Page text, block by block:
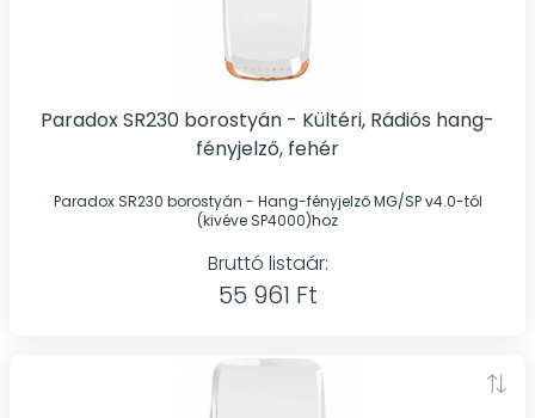
Paradox SR230 borostyán - Kültéri, Rádiós hang-
fényjelző, fehér
Paradox SR230 borostyán - Hang-fényjelző MG/SP v4.0-tól
(kivéve SP4000)hoz
Bruttó listaár:
55 961 Ft